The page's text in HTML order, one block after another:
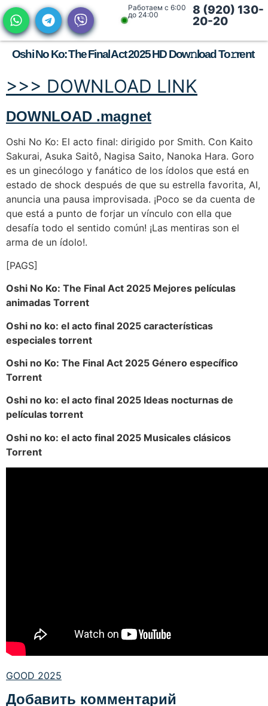
Работаем с 6:00
до 24:00
8 (920) 130-
20-20
Oshi No Ko: The Final Act 2025 HD Dow𝚗load To𝚛rent
>>> DOWNLOAD LINK
DOWNLOAD .magnet
Oshi No Ko: El acto final: dirigido por Smith. Con Kaito
Sakurai, Asuka Saitô, Nagisa Saito, Nanoka Hara. Goro
es un ginecólogo y fanático de los ídolos que está en
estado de shock después de que su estrella favorita, AI,
anuncia una pausa improvisada. ¡Poco se da cuenta de
que está a punto de forjar un vínculo con ella que
desafía todo el sentido común! ¡Las mentiras son el
arma de un ídolo!.
[PAGS]
Oshi No Ko: The Final Act 2025 Mejores películas
animadas Torrent
Oshi no ko: el acto final 2025 características
especiales torrent
Oshi no Ko: The Final Act 2025 Género específico
Torrent
Oshi no ko: el acto final 2025 Ideas nocturnas de
películas torrent
Oshi no ko: el acto final 2025 Musicales clásicos
Torrent
GOOD 2025
Добавить комментарий